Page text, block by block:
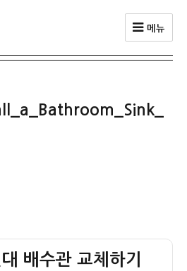
메뉴
배수관 교체하기